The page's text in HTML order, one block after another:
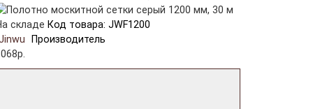
складе Код товара: JWF1200
Производитель